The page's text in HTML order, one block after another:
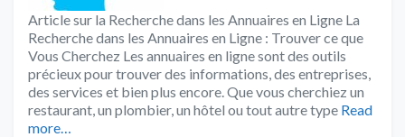
Article sur la Recherche dans les Annuaires en Ligne La
Recherche dans les Annuaires en Ligne : Trouver ce que
Vous Cherchez Les annuaires en ligne sont des outils
précieux pour trouver des informations, des entreprises,
des services et bien plus encore. Que vous cherchiez un
restaurant, un plombier, un hôtel ou tout autre type Read
more…